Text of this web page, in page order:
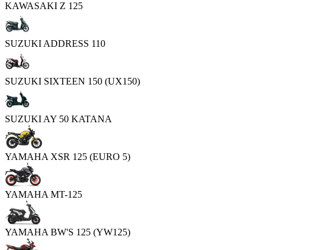
KAWASAKI Z 125
SUZUKI ADDRESS 110
SUZUKI SIXTEEN 150 (UX150)
SUZUKI AY 50 KATANA
YAMAHA XSR 125 (EURO 5)
YAMAHA MT-125
YAMAHA BW'S 125 (YW125)